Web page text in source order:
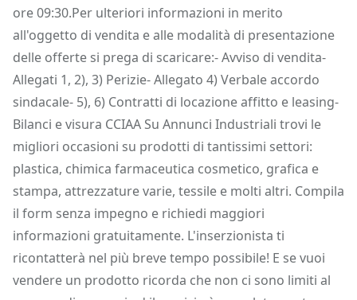
ore 09:30.Per ulteriori informazioni in merito
all'oggetto di vendita e alle modalità di presentazione
delle offerte si prega di scaricare:- Avviso di vendita-
Allegati 1, 2), 3) Perizie- Allegato 4) Verbale accordo
sindacale- 5), 6) Contratti di locazione affitto e leasing-
Bilanci e visura CCIAA Su Annunci Industriali trovi le
migliori occasioni su prodotti di tantissimi settori:
plastica, chimica farmaceutica cosmetico, grafica e
stampa, attrezzature varie, tessile e molti altri. Compila
il form senza impegno e richiedi maggiori
informazioni gratuitamente. L'inserzionista ti
ricontatterà nel più breve tempo possibile! E se vuoi
vendere un prodotto ricorda che non ci sono limiti al